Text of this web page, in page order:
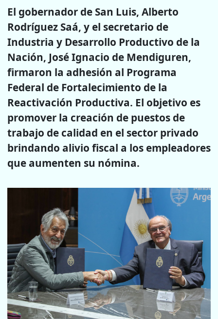
El gobernador de San Luis, Alberto
Rodríguez Saá, y el secretario de
Industria y Desarrollo Productivo de la
Nación, José Ignacio de Mendiguren,
firmaron la adhesión al Programa
Federal de Fortalecimiento de la
Reactivación Productiva. El objetivo es
promover la creación de puestos de
trabajo de calidad en el sector privado
brindando alivio fiscal a los empleadores
que aumenten su nómina.